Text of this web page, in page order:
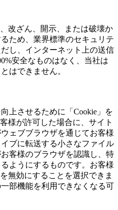
改ざん、開示、または破壊か
ため、業界標準のセキュリテ
し、インターネット上の送信
安全なものはなく、当社は
はできません。
上させるために「Cookie」を
様が許可した場合に、サイト
ェブブラウザを通じてお客様
ブに転送する小さなファイル
客様のブラウザを認識し、特
ようにするものです。お客様
無効にすることを選択できま
部機能を利用できなくなる可